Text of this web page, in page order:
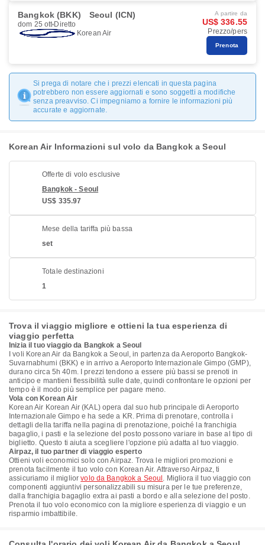
Bangkok (BKK) Seoul (ICN)
dom 25 ott Diretto
Korean Air
A partire da
US$ 336.55
Prezzo/pers
Prenota
Si prega di notare che i prezzi elencati in questa pagina
potrebbero non essere aggiornati e sono soggetti a modifiche
senza preavviso. Ci impegniamo a fornire le informazioni più
accurate e aggiornate.
Korean Air Informazioni sul volo da Bangkok a Seoul
Offerte di volo esclusive
Bangkok - Seoul
US$ 335.97
Mese della tariffa più bassa
set
Totale destinazioni
1
Trova il viaggio migliore e ottieni la tua esperienza di
viaggio perfetta
Inizia il tuo viaggio da Bangkok a Seoul
I voli Korean Air da Bangkok a Seoul, in partenza da Aeroporto Bangkok-
Suvarnabhumi (BKK) e in arrivo a Aeroporto Internazionale Gimpo (GMP),
durano circa 5h 40m. I prezzi tendono a essere più bassi se prenoti in
anticipo e mantieni flessibilità sulle date, quindi confrontare le opzioni per
tempo è il modo più semplice per pagare meno.
Vola con Korean Air
Korean Air Korean Air (KAL) opera dal suo hub principale di Aeroporto
Internazionale Gimpo e ha sede a KR. Prima di prenotare, controlla i
dettagli della tariffa nella pagina di prenotazione, poiché la franchigia
bagaglio, i pasti e la selezione del posto possono variare in base al tipo di
biglietto. Questo ti aiuta a scegliere l'opzione più adatta al tuo viaggio.
Airpaz, il tuo partner di viaggio esperto
Ottieni voli economici solo con Airpaz. Trova le migliori promozioni e
prenota facilmente il tuo volo con Korean Air. Attraverso Airpaz, ti
assicuriamo il migliorvolo da Bangkok a Seoul . Migliora il tuo viaggio con
componenti aggiuntivi personalizzabili su misura per le tue preferenze,
dalla franchigia bagaglio extra ai pasti a bordo e alla selezione del posto.
Prenota il tuo volo economico con la migliore esperienza di viaggio e un
risparmio imbattibile.